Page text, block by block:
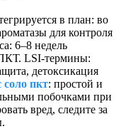
в план: во
для контроля
6–8 недель
ПКТ. LSI-термины:
детоксикация
соло пкт: простой и
побочками при
вред, следите за